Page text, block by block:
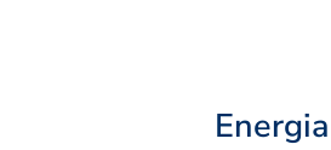
Energia